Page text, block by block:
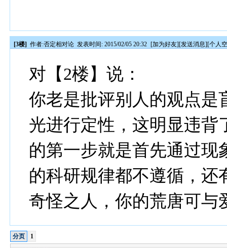
[3楼] 作者:否定相对论 发表时间: 2015/02/05 20:32 [加为好友][发送消息][个人
对【2楼】说：
你老是批评别人的观点是
光进行定性，这明显违背
的第一步就是首先通过现
的科研规律都不遵循，还
奇怪之人，你的荒唐可与
分页 1